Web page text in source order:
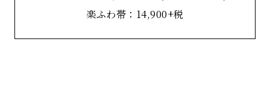
楽ふわ帯：14,900+税